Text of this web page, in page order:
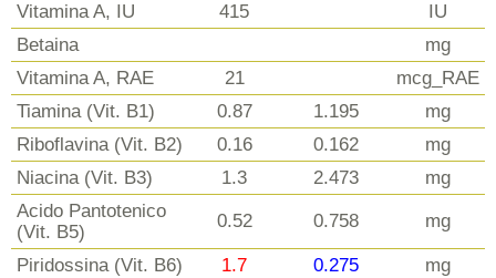
Vitamina A, IU
415
IU
Betaina
mg
Vitamina A, RAE
21
mcg_RAE
Tiamina (Vit. B1)
0.87 1.195
mg
Riboflavina (Vit. B2)
0.16 0.162
mg
Niacina (Vit. B3)
1.3 2.473
mg
Acido Pantotenico
(Vit. B5)
0.52 0.758 mg
Piridossina (Vit. B6) 1.7 0.275
mg